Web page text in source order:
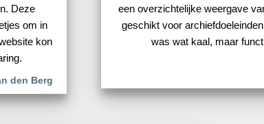
Deze
om in
kon
den Berg
een overzichtelijke weergave
geschikt voor
was wat kaal, maar